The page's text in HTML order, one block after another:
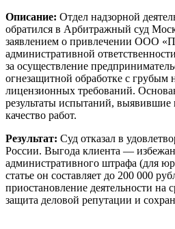
Описание: Отдел надзорной
обратился в Арбитражный суд
заявлением о привлечении ООО
административной
за осуществление
огнезащитной обработке с грубым
лицензионных требований.
результаты испытаний, выявившие
качество работ.
Результат: Суд отказал в
России. Выгода клиента —
административного штрафа (для
статье он составляет до 200 000
приостановление деятельности на
защита деловой репутации и